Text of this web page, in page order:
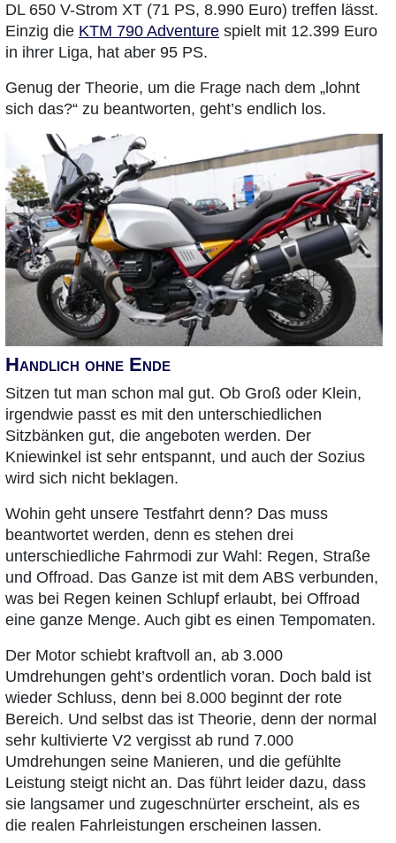
DL 650 V-Strom XT (71 PS, 8.990 Euro) treffen lässt.
Einzig die KTM 790 Adventure spielt mit 12.399 Euro
in ihrer Liga, hat aber 95 PS.
Genug der Theorie, um die Frage nach dem „lohnt
sich das?“ zu beantworten, geht’s endlich los.
Handlich ohne Ende
Sitzen tut man schon mal gut. Ob Groß oder Klein,
irgendwie passt es mit den unterschiedlichen
Sitzbänken gut, die angeboten werden. Der
Kniewinkel ist sehr entspannt, und auch der Sozius
wird sich nicht beklagen.
Wohin geht unsere Testfahrt denn? Das muss
beantwortet werden, denn es stehen drei
unterschiedliche Fahrmodi zur Wahl: Regen, Straße
und Offroad. Das Ganze ist mit dem ABS verbunden,
was bei Regen keinen Schlupf erlaubt, bei Offroad
eine ganze Menge. Auch gibt es einen Tempomaten.
Der Motor schiebt kraftvoll an, ab 3.000
Umdrehungen geht’s ordentlich voran. Doch bald ist
wieder Schluss, denn bei 8.000 beginnt der rote
Bereich. Und selbst das ist Theorie, denn der normal
sehr kultivierte V2 vergisst ab rund 7.000
Umdrehungen seine Manieren, und die gefühlte
Leistung steigt nicht an. Das führt leider dazu, dass
sie langsamer und zugeschnürter erscheint, als es
die realen Fahrleistungen erscheinen lassen.